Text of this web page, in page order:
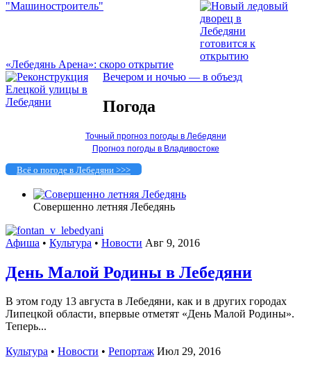
«Лебедянь Арена»: скоро открытие
Вечером и ночью — в объезд
Погода
Точный прогноз погоды в Лебедяни
Прогноз погоды в Владивостоке
Всё о погоде в Лебедяни >>>
Совершенно летняя Лебедянь
Афиша • Культура • Новости Авг 9, 2016
День Малой Родины в Лебедяни
В этом году 13 августа в Лебедяни, как и в других городах
Липецкой области, впервые отметят «День Малой Родины».
Теперь...
Культура • Новости • Репортаж Июл 29, 2016